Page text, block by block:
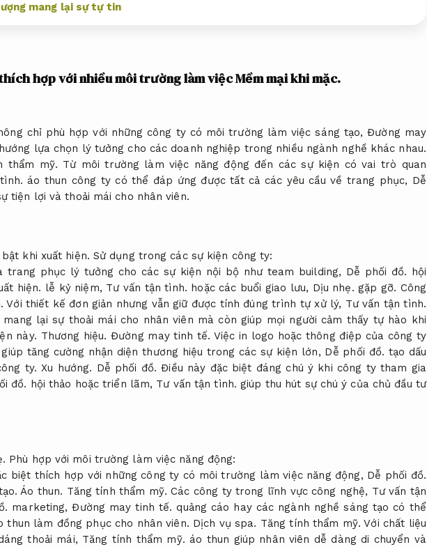
mang lại sự tự tin
hợp với nhiều môi trường làm việcMềm mại khi mặc.
chỉ phù hợp với những công ty có môi trường làm việc sáng tạo,Đường may
lựa chọn lý tưởng cho các doanh nghiệp trong nhiều ngành nghề khác nhau.
thẩm mỹ. Từ môi trường làm việc năng động đến các sự kiện có vai trò quan
áo thun công ty có thể đáp ứng được tất cả các yêu cầu về trang phục, Dễ
tiện lợi và thoải mái cho nhân viên.
bật khi xuất hiện. Sử dụng trong các sự kiện công ty:
trang phục lý tưởng cho các sự kiện nội bộ như team building, Dễ phối đồ. hội
hiện. lễ kỷ niệm, Tư vấn tận tình. hoặc các buổi giao lưu, Dịu nhẹ. gặp gỡ. Công
Với thiết kế đơn giản nhưng vẫn giữ được tính đúng trình tự xử lý, Tư vấn tận tình.
lại sự thoải mái cho nhân viên mà còn giúp mọi người cảm thấy tự hào khi
này. Thương hiệu. Đường may tinh tế. Việc in logo hoặc thông điệp của công ty
tăng cường nhận diện thương hiệu trong các sự kiện lớn, Dễ phối đồ. tạo dấu
ty.Xu hướng. Dễ phối đồ. Điều này đặc biệt đáng chú ý khi công ty tham gia
đồ. hội thảo hoặc triển lãm, Tư vấn tận tình. giúp thu hút sự chú ý của chủ đầu tư
Phù hợp với môi trường làm việc năng động:
biệt thích hợp với những công ty có môi trường làm việc năng động, Dễ phối đồ.
Áo thun. Tăng tính thẩm mỹ. Các công ty trong lĩnh vực công nghệ, Tư vấn tận
marketing,Đường may tinh tế. quảng cáo hay các ngành nghề sáng tạo có thể
thun làm đồng phục cho nhân viên. Dịch vụ spa. Tăng tính thẩm mỹ. Với chất liệu
thoải mái, Tăng tính thẩm mỹ. áo thun giúp nhân viên dễ dàng di chuyển và